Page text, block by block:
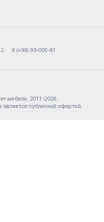
8 (499) 99-000-91
мебели, 2011-2026.
публичной офертой.